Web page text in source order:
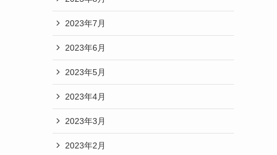
2023年7月
2023年6月
2023年5月
2023年4月
2023年3月
2023年2月